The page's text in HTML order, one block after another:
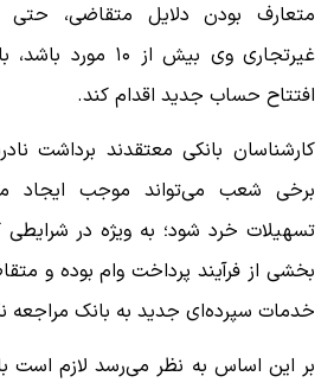
متعارف بودن دلایل متقاضی،
غیرتجاری وی بیش از
افتتاح حساب جدید اقدام کند.
کارشناسان بانکی معتقدند برداشت
برخی شعب می‌تواند موجب ایجاد
تسهیلات خرد شود؛ به ویژه در
بخشی از فرآیند پرداخت وام بوده و
خدمات سپرده‌ای جدید به بانک مراجعه
بر این اساس به نظر می‌رسد لازم است